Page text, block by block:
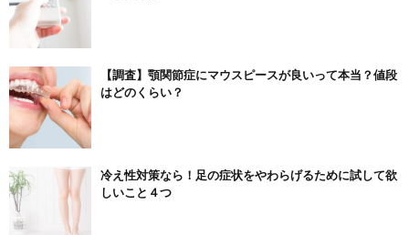
【調査】顎関節症にマウスピースが良いって本当？値段
はどのくらい？
冷え性対策なら！足の症状をやわらげるために試して欲
しいこと４つ